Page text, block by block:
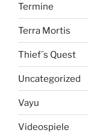
Termine
Terra Mortis
Thief´s Quest
Uncategorized
Vayu
Videospiele